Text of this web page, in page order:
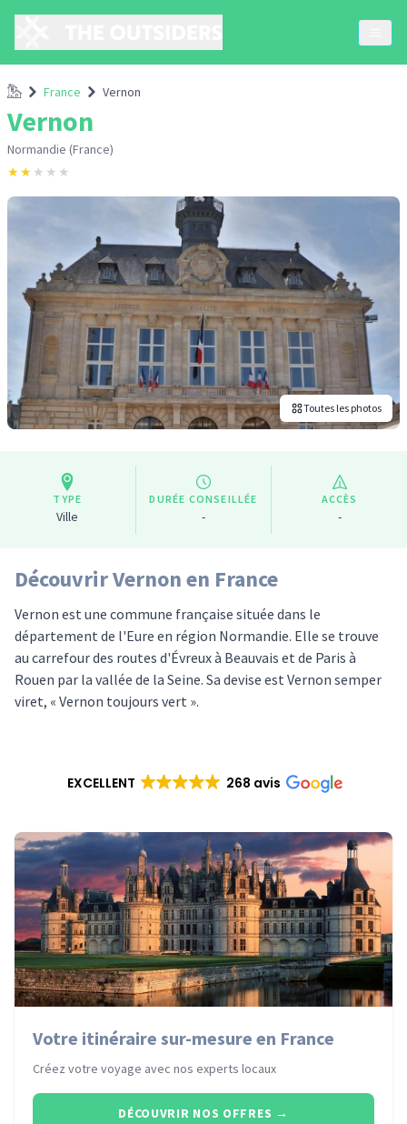
Accueil
France Vernon
Vernon
Normandie (France)
★★ ★ ★ ★
Toutes les photos
TYPE
Ville
DURÉE CONSEILLÉE
-
ACCÈS
-
Découvrir Vernon en France
Vernon est une commune française située dans le
département de l'Eure en région Normandie. Elle se trouve
au carrefour des routes d'Évreux à Beauvais et de Paris à
Rouen par la vallée de la Seine. Sa devise est Vernon semper
viret, « Vernon toujours vert ».
EXCELLENT 268 avis
Votre itinéraire sur-mesure en France
Créez votre voyage avec nos experts locaux
DÉCOUVRIR NOS OFFRES →